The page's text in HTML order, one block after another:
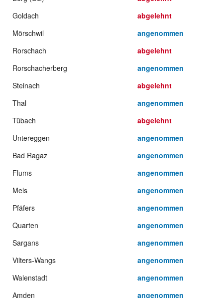
Goldach
abgelehnt
Mörschwil
angenommen
Rorschach
abgelehnt
Rorschacherberg
angenommen
Steinach
abgelehnt
Thal
angenommen
Tübach
abgelehnt
Untereggen
angenommen
Bad Ragaz
angenommen
Flums
angenommen
Mels
angenommen
Pfäfers
angenommen
Quarten
angenommen
Sargans
angenommen
Vilters-Wangs
angenommen
Walenstadt
angenommen
Amden
angenommen